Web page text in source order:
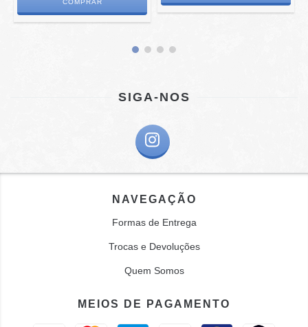
SIGA-NOS
NAVEGAÇÃO
Formas de Entrega
Trocas e Devoluções
Quem Somos
MEIOS DE PAGAMENTO